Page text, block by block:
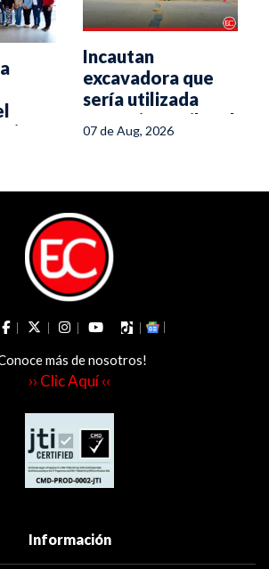
Incautan
excavadora que
sería utilizada
para minería ilegal
en el sur del
07 de Aug, 2026
más de nosotros!
›› Clic Aquí ‹‹
Información